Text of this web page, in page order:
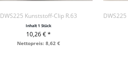
DWS225 Kunststoff-Clip R.63
Inhalt1 Stück
10,26 € *
+ IN DEN WARENKORB
Nettopreis: 8,62 €